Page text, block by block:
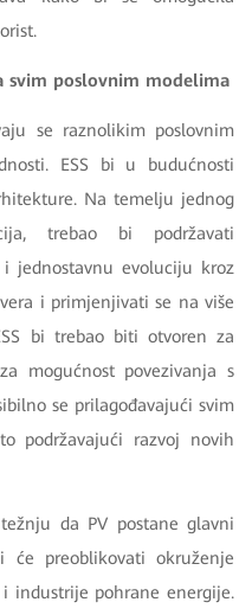
svim poslovnim modelima
se raznolikim poslovnim
ESS bi u budućnosti
Na temelju jednog
trebao bi podržavati
jednostavnu evoluciju kroz
i primjenjivati se na više
bi trebao biti otvoren za
mogućnost povezivanja s
se prilagođavajući svim
podržavajući razvoj novih
da PV postane glavni
preoblikovati okruženje
industrije pohrane energije.